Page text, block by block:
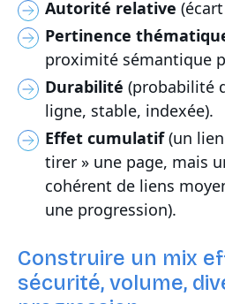
Autorité relative
Pertinence
proximité sémantique
Durabilité (probabilité
ligne, stable, indexée).
Effet cumulatif(un
tirer » une page, mais
cohérent de liens
une progression).
Construire un mix
sécurité, volume,